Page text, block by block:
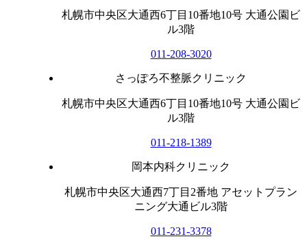
札幌市中央区大通西6丁目10番地10号 大通公園ビ
ル3階
011-208-3020
さっぽろ不整脈クリニック
札幌市中央区大通西6丁目10番地10号 大通公園ビ
ル3階
011-218-1389
岡本内科クリニック
札幌市中央区大通西7丁目2番地 アセットプラン
ニング大通ビル3階
011-231-3378